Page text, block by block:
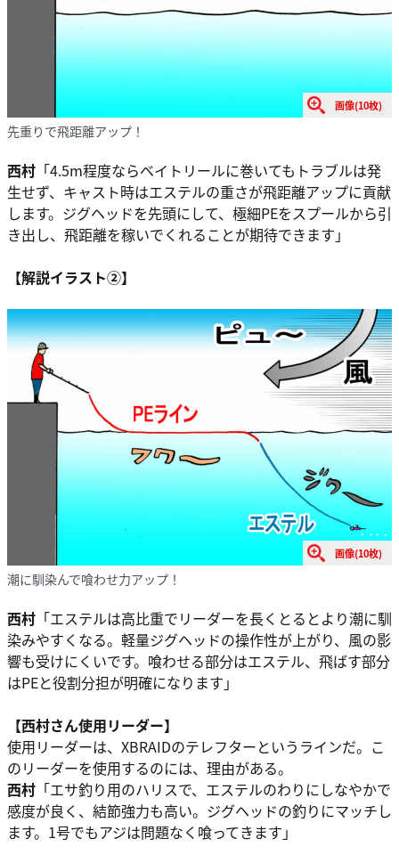
画像(10枚)
先重りで飛距離アップ！
西村 「4.5m程度ならベイトリールに巻いてもトラブルは発
生せず、キャスト時はエステルの重さが飛距離アップに貢献
します。ジグヘッドを先頭にして、極細PEをスプールから引
き出し、飛距離を稼いでくれることが期待できます」
【解説イラスト②】
画像(10枚)
潮に馴染んで喰わせ力アップ！
西村 「エステルは高比重でリーダーを長くとるとより潮に馴
染みやすくなる。軽量ジグヘッドの操作性が上がり、風の影
響も受けにくいです。喰わせる部分はエステル、飛ばす部分
はPEと役割分担が明確になります」
【西村さん使用リーダー】
使用リーダーは、XBRAIDのテレフターというラインだ。こ
のリーダーを使用するのには、理由がある。
西村 「エサ釣り用のハリスで、エステルのわりにしなやかで
感度が良く、結節強力も高い。ジグヘッドの釣りにマッチし
ます。1号でもアジは問題なく喰ってきます」